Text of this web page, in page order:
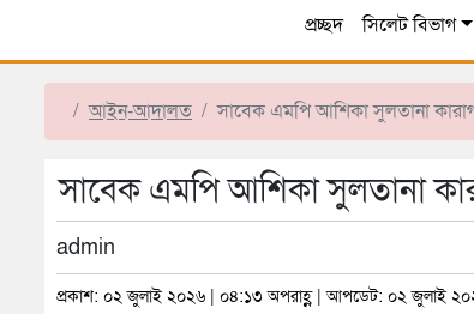
প্রচ্ছদ সিলেট বিভাগ
আইন-আদালত সাবেক এমপি আশিকা সুলতানা
সাবেক এমপি আশিকা সুলতানা
admin
প্রকাশ: ০২ জুলাই ২০২৬ | ০৪:১৩ অপরাহ্ণ | আপডেট: ০২ জুলাই